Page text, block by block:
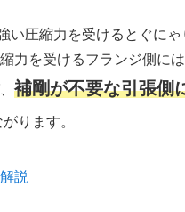
い圧縮力を受けるとぐにゃ
力を受けるフランジ側に
補剛が不要な引張側
ります。
説